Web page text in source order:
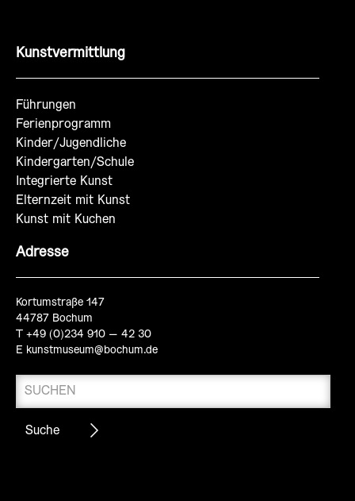
Kunstvermittlung
Führungen
Ferienprogramm
Kinder/Jugendliche
Kindergarten/Schule
Integrierte Kunst
Elternzeit mit Kunst
Kunst mit Kuchen
Adresse
Kortumstraße 147
44787 Bochum
T +49 (0)234 910 – 42 30
E kunstmuseum@bochum.de